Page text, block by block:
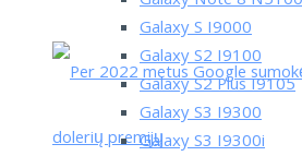
Galaxy S I9000
Galaxy S2 I9100
Galaxy S2 Plus I9105
Galaxy S3 I9300
Galaxy S3 I9300i